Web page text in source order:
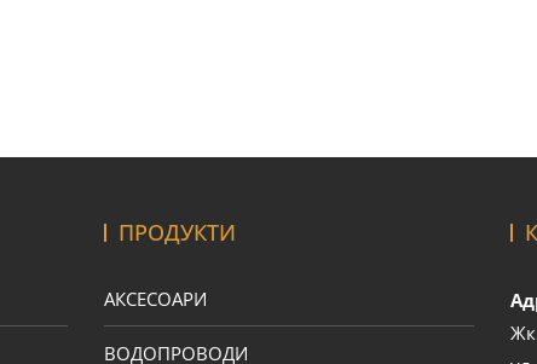
ПРОДУКТИ
АКСЕСОАРИ
ВОДОПРОВОДИ